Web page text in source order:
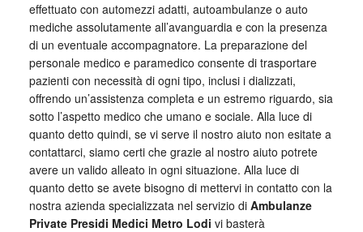
effettuato con automezzi adatti, autoambulanze o auto
mediche assolutamente all’avanguardia e con la presenza
di un eventuale accompagnatore. La preparazione del
personale medico e paramedico consente di trasportare
pazienti con necessità di ogni tipo, inclusi i dializzati,
offrendo un’assistenza completa e un estremo riguardo, sia
sotto l’aspetto medico che umano e sociale. Alla luce di
quanto detto quindi, se vi serve il nostro aiuto non esitate a
contattarci, siamo certi che grazie al nostro aiuto potrete
avere un valido alleato in ogni situazione. Alla luce di
quanto detto se avete bisogno di mettervi in contatto con la
nostra azienda specializzata nel servizio di Ambulanze
Private Presidi Medici Metro Lodi vi basterà